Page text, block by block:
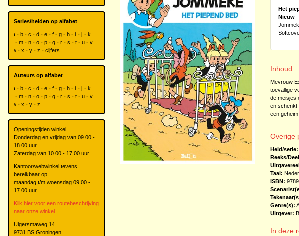
Het
Nieuw
Inhoud
Mevrouw
toevallige
de meisjes
en schenkt
een geheim.
Overige
Held/serie:
Reeks/
Taal:
ISBN:
Genre(s):
Uitgever:
In deze
Series/helden op alfabet
a b c d e f g h i j
k
m n o p q r s t u
v
w
x y z cijfers
Auteurs op alfabet
a b c d e f g h i j
k
m n o p q r s t u
v
w
x y z
Openingstijden winkel
Donderdag en vrijdag van 09.00 -
18.00 uur
Zaterdag van 10.00 - 17.00 uur
Kantoor/webwinkel tevens
bereikbaar op
maandag t/m woensdag 09.00 -
17.00 uur
Klik hier voor een routebeschrijving
naar onze winkel
Ulgersmaweg 14
9731 BS Groningen